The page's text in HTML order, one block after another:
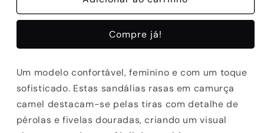
SANDALIAS
SHARON-
TAUPE
SANDALIAS
SHARON-
TAUPE
Compre já!
Um modelo confortável, feminino e com um toque
sofisticado. Estas sandálias rasas em camurça
camel destacam-se pelas tiras com detalhe de
pérolas e fivelas douradas, criando um visual